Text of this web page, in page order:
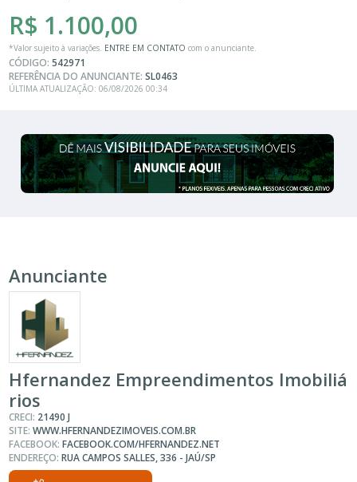
R$ 1.100,00
*Valor sujeito à variações. ENTRE EM CONTATO com o anunciante.
CÓDIGO:542971
REFERÊNCIA DO ANUNCIANTE:SL0463
ÚLTIMA ATUALIZAÇÃO: 06/08/2026 00:34
Anunciante
Hfernandez Empreendimentos Imobiliá
rios
CRECI: 21490 J
SITE:WWW.HFERNANDEZIMOVEIS.COM.BR
FACEBOOK:FACEBOOK.COM/HFERNANDEZ.NET
ENDEREÇO:RUA CAMPOS SALLES, 336 - JAÚ/SP